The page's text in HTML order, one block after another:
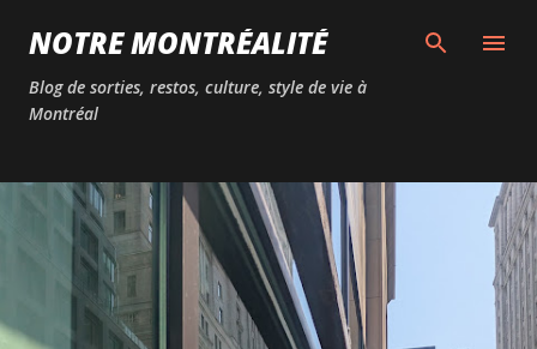
Passer au contenu principal
NOTRE MONTRÉALITÉ
Blog de sorties, restos, culture, style de vie à
Montréal